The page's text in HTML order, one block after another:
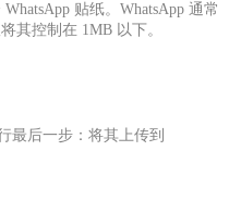
贴纸。WhatsApp 通常
其控制在 1MB 以下。
最后一步：将其上传到